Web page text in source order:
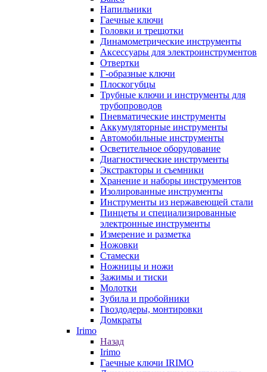
Напильники
Гаечные ключи
Головки и трещотки
Динамометрические инструменты
Аксессуары для электроинструментов
Отвертки
Г-образные ключи
Плоскогубцы
Трубные ключи и инструменты для
трубопроводов
Пневматические инструменты
Аккумуляторные инструменты
Автомобильные инструменты
Осветительное оборудование
Диагностические инструменты
Экстракторы и съемники
Хранение и наборы инструментов
Изолированные инструменты
Инструменты из нержавеющей стали
Пинцеты и специализированные
электронные инструменты
Измерение и разметка
Ножовки
Стамески
Ножницы и ножи
Зажимы и тиски
Молотки
Зубила и пробойники
Гвоздодеры, монтировки
Домкраты
Irimo
Назад
Irimo
Гаечные ключи IRIMO